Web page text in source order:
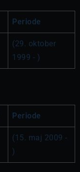
Periode
(29. oktober
1999 - )
Periode
(15. maj 2009 -
)